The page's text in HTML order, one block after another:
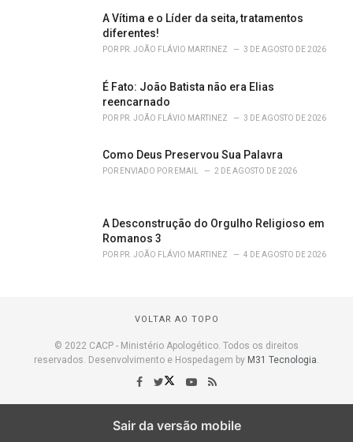
A Vítima e o Líder da seita, tratamentos
diferentes!
POR PR. JOÃO FLÁVIO MARTINEZ 3 DE AGOSTO DE 2026
É Fato: João Batista não era Elias
reencarnado
POR PR. JOÃO FLÁVIO MARTINEZ 3 DE AGOSTO DE 2026
Como Deus Preservou Sua Palavra
POR ENVIADO POR EMAIL 2 DE AGOSTO DE 2026
A Desconstrução do Orgulho Religioso em
Romanos 3
POR PR. JOÃO FLÁVIO MARTINEZ 4 DE AGOSTO DE 2026
VOLTAR AO TOPO
© 2022 CACP - Ministério Apologético. Todos os direitos
reservados. Desenvolvimento e Hospedagem by M31 Tecnologia
Sair da versão mobile